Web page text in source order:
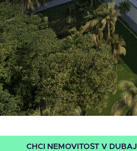
CHCI NEMOVITOST V DUBAJI